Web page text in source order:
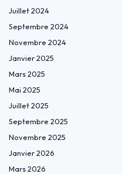
Juillet 2024
Septembre 2024
Novembre 2024
Janvier 2025
Mars 2025
Mai 2025
Juillet 2025
Septembre 2025
Novembre 2025
Janvier 2026
Mars 2026